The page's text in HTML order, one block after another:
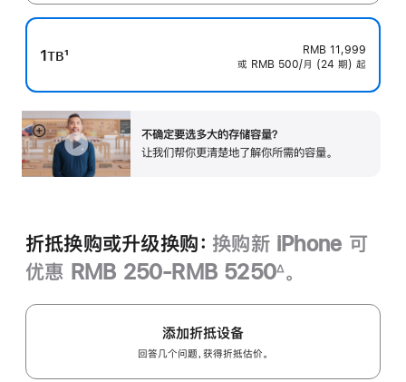
注
1TB
注
1
RMB 11,999
或 RMB 500/月 (24 期) 起
不确定要选多大的存储容量？
让我们帮你更清楚地了解你所需的容‍量‍。
展
开
折抵换购或升级换购： 换购新 iPhone 可
优惠 RMB 250-RMB 5250
注
∆。
添加折抵设备
回答几个问题，获得折抵估价。